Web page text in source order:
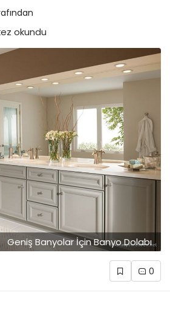
okundu
Geniş Banyolar İçin Banyo Dolabı
0